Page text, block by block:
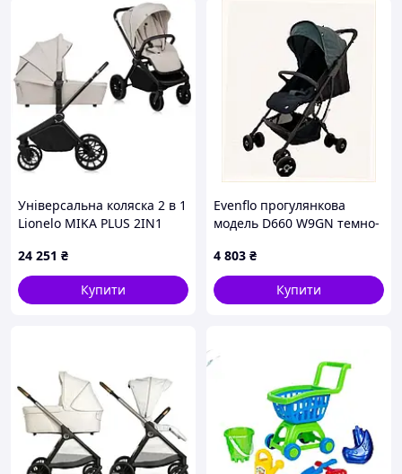
Універсальна коляска 2 в 1
Lionelo MIKA PLUS 2IN1
24 251 ₴
Купити
Evenflo прогулянкова
модель D660 W9GN темно-
4 803 ₴
Купити